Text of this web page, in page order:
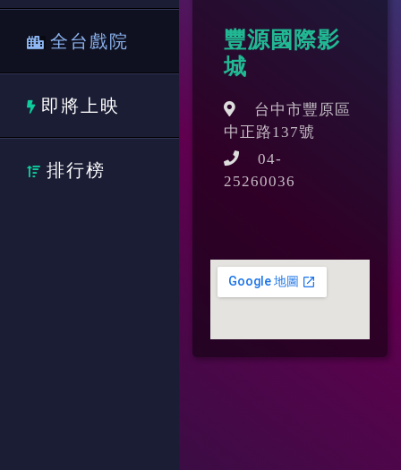
全台戲院
即將上映
排行榜
豐源國際影
城
台中市豐原區
中正路137號
04-
25260036